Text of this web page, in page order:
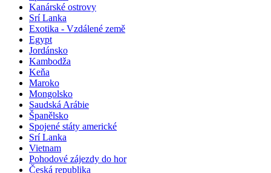
Kanárské ostrovy
Srí Lanka
Exotika - Vzdálené země
Egypt
Jordánsko
Kambodža
Keňa
Maroko
Mongolsko
Saudská Arábie
Španělsko
Spojené státy americké
Srí Lanka
Vietnam
Pohodové zájezdy do hor
Česká republika